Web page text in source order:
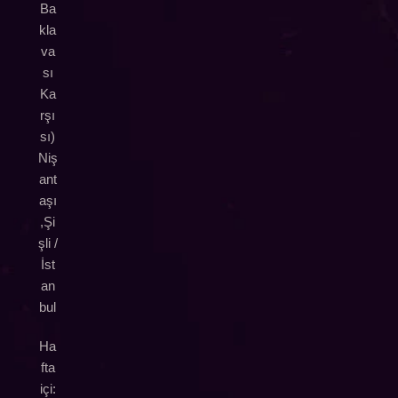
Ba
kla
va
sı
Ka
rşı
sı)
Niş
ant
aşı
,Şi
şli /
İst
an
bul
Ha
fta
içi: